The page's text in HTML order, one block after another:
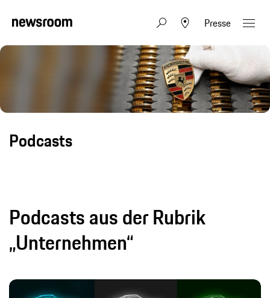
Presse
Podcasts
Podcasts aus der Rubrik
„Unternehmen“